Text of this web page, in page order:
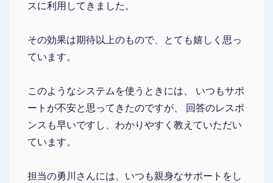
スに利用してきました。
その効果は期待以上のもので、とても嬉しく思っ
ています。
このようなシステムを使うときには、 いつもサポ
ートが不安と思ってきたのですが、 回答のレスポ
ンスも早いですし、わかりやすく教えていただい
ています。
担当の勇川さんには、いつも親身なサポートをし